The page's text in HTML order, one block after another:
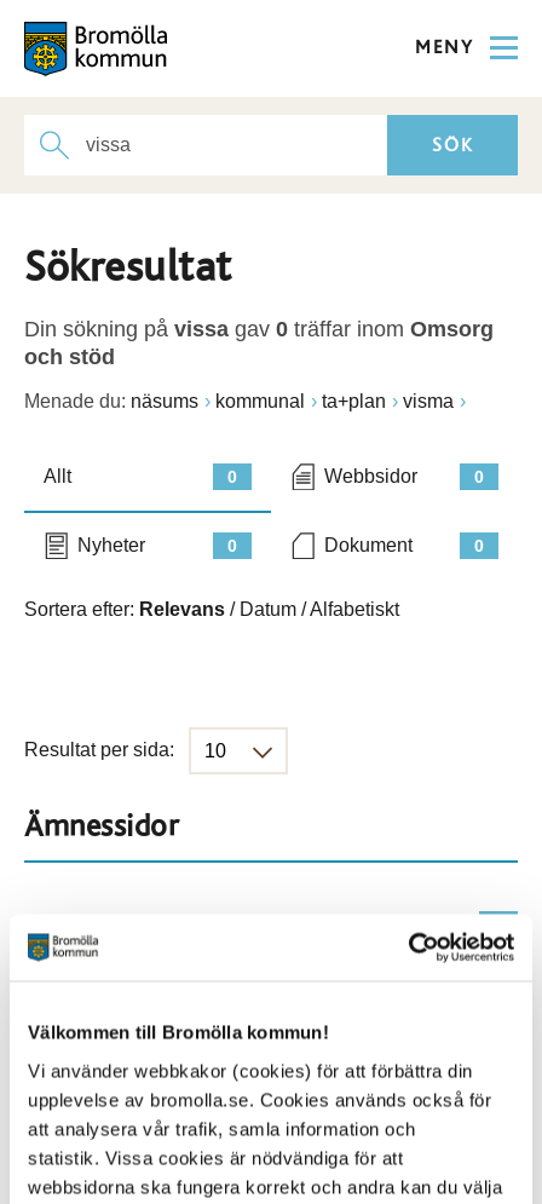
Välkommen till Bromölla kommun!
Vi använder webbkakor (cookies) för att förbättra din
upplevelse av bromolla.se. Cookies används också för
att analysera vår trafik, samla information och
statistik. Vissa cookies är nödvändiga för att
webbsidorna ska fungera korrekt och andra kan du välja
MENY
Sökresultat
Din sökning på vissa gav 0 träffar inom Omsorg
och stöd
Menade du: näsums kommunal ta+plan visma
0
Allt 0
Webbsidor
0
Nyheter 0
Dokument
Sortera efter: Relevans / Datum /Alfabetiskt
Resultat per sida:
Ämnessidor
227
Alla platser